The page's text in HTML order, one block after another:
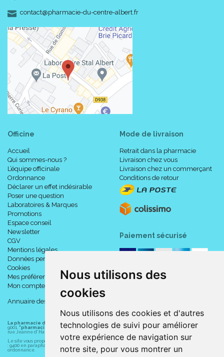
Nous utilisons des
cookies
Nous utilisons des cookies et d'autres
technologies de suivi pour améliorer
votre expérience de navigation sur
notre site, pour vous montrer un
contact-
@-
pharmacie-du-centre-albert.fr
Officine
Accueil
Qui sommes-nous ?
L’équipe officinale
Ordonnance
Déclarer un effet indésirable
Poser une question
Laboratoires & Marques
Promotions
Espace conseil
Newsletter
CGV
Mentions légales
Données personnelles
Cookies
Mes préférences Cookies
Mon compte
Annuaire des pharmacies
Mode de livraison
Retrait dans la pharmacie
Livraison chez vous
Livraison chez un commerçant
Conditions de retour
Paiement sécurisé
La pharmacie du centre à Albert (80300) est une pharmacie française certifiée ISO
9001. "pharmacie-du-centre-albert.fr "est le site internet de la pharmacie du centre
rue Jeanne d' Harcourt, 80300 Albert.
Le site vous propose un large choix de plus de 11000 références, au prix les plus bas possible
: 9400 en parapharmacie, animaux, orthopédie, matériel médical. 1700 en médicaments sans
ordonnance.